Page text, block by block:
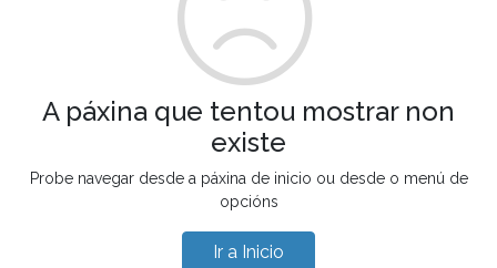
A páxina que tentou mostrar non
existe
Probe navegar desde a páxina de inicio ou desde o menú de
opcións
Ir a Inicio